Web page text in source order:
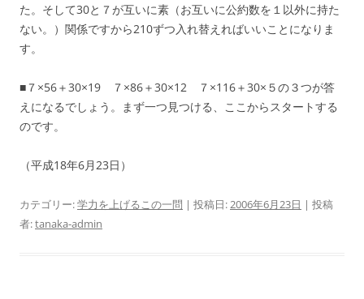
た。そして30と７が互いに素（お互いに公約数を１以外に持た
ない。）関係ですから210ずつ入れ替えればいいことになりま
す。
■７×56＋30×19 ７×86＋30×12 ７×116＋30×５の３つが答
えになるでしょう。まず一つ見つける、ここからスタートする
のです。
（平成18年6月23日）
カテゴリー:学力を上げるこの一問 | 投稿日:2006年6月23日 | 投稿
者:tanaka-admin